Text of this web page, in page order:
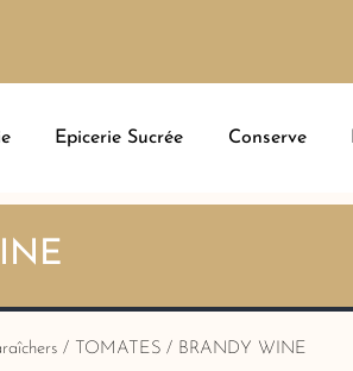
Epicerie Sucrée Conserve
/ TOMATES / BRANDY WINE